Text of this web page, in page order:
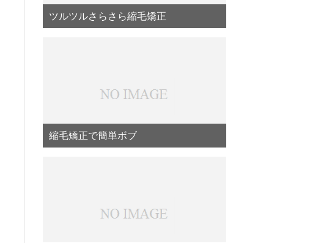
ツルツルさらさら縮毛矯正
縮毛矯正で簡単ボブ